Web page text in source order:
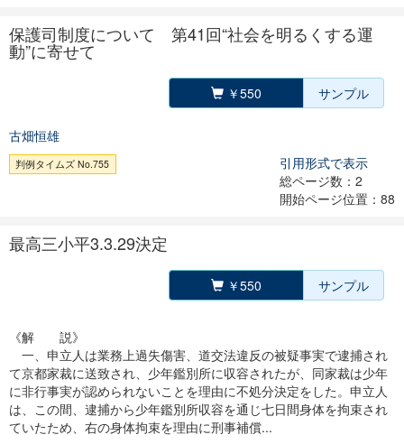
保護司制度について 第41回“社会を明るくする運
動”に寄せて
￥550 サンプル
古畑恒雄
判例タイムズ No.755
引用形式で表示
総ページ数：2
開始ページ位置：88
最高三小平3.3.29決定
￥550 サンプル
《解 説》
一、申立人は業務上過失傷害、道交法違反の被疑事実で逮捕され
て京都家裁に送致され、少年鑑別所に収容されたが、同家裁は少年
に非行事実が認められないことを理由に不処分決定をした。申立人
は、この間、逮捕から少年鑑別所収容を通じ七日間身体を拘束され
ていたため、右の身体拘束を理由に刑事補償...